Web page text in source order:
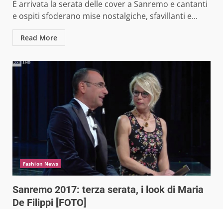
È arrivata la serata delle cover a Sanremo e cantanti
e ospiti sfoderano mise nostalgiche, sfavillanti e...
Read More
Fashion News
Sanremo 2017: terza serata, i look di Maria
De Filippi [FOTO]